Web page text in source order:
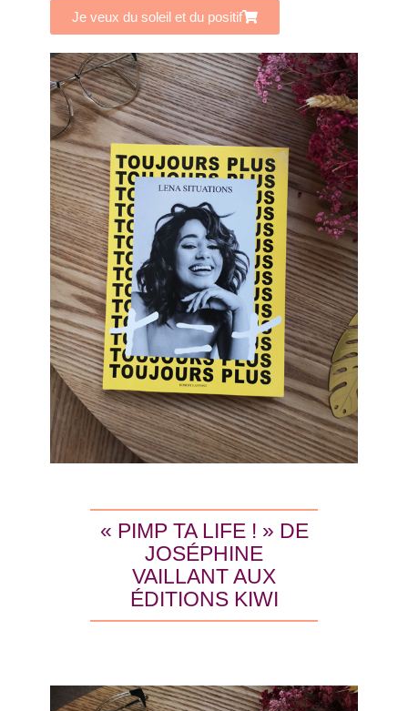
Je veux du soleil et du positif
« PIMP TA LIFE ! » DE
JOSÉPHINE
VAILLANT AUX
ÉDITIONS KIWI